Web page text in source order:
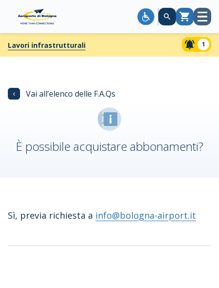
CarrelloApri
Lavori infrastrutturali 1
‹ Vai all’elenco delle F.A.Qs
È possibile acquistare abbonamenti?
Sì, previa richiesta a info@bologna-airport.it